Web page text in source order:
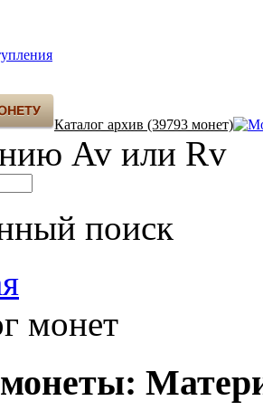
Каталог архив (39793 монет)
Av или Rv
поиск
монет